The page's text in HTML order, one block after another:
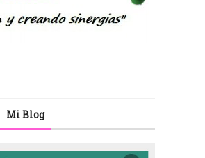
Mi Blog